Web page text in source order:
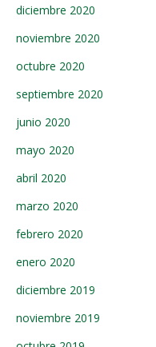
diciembre 2020
noviembre 2020
octubre 2020
septiembre 2020
junio 2020
mayo 2020
abril 2020
marzo 2020
febrero 2020
enero 2020
diciembre 2019
noviembre 2019